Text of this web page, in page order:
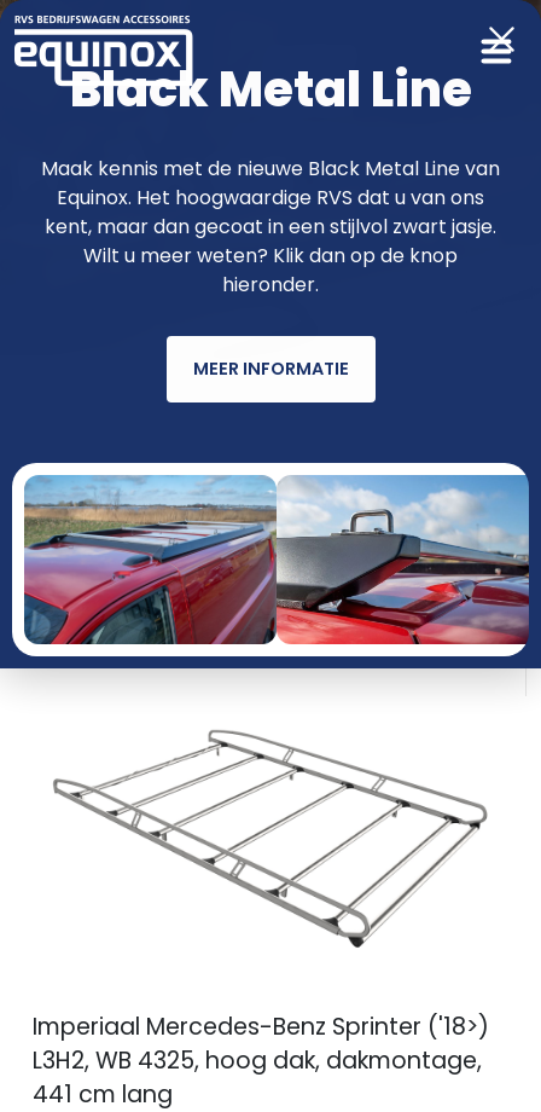
Producten
functioneler & fraaier met RVS van
Equinox
AUTOMERK
MODEL
JAAR
PRODUCTGROEP
Imperiaal Mercedes-Benz Sprinter ('18>)
L3H2, WB 4325, hoog dak, dakmontage,
441 cm lang
Black Metal Line
Maak kennis met de nieuwe Black Metal Line van
Equinox. Het hoogwaardige RVS dat u van ons
kent, maar dan gecoat in een stijlvol zwart jasje.
Wilt u meer weten? Klik dan op de knop
hieronder.
MEER INFORMATIE